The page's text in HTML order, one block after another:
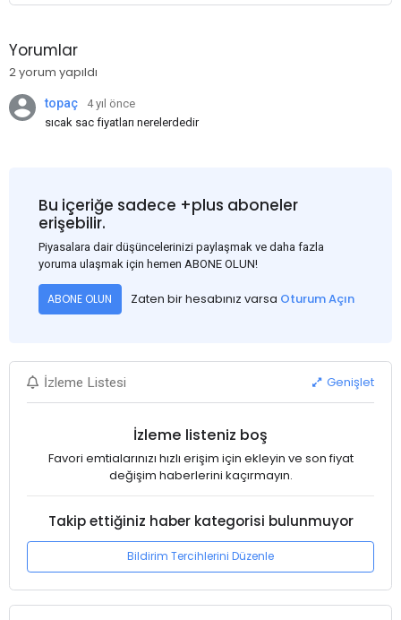
Yorumlar
2 yorum yapıldı
topaç
4 yıl önce
sıcak sac fiyatları nerelerdedir
Bu içeriğe sadece +plus aboneler
erişebilir.
Piyasalara dair düşüncelerinizi paylaşmak ve daha fazla
yoruma ulaşmak için hemen ABONE OLUN!
ABONE OLUN Zaten bir hesabınız varsa Oturum Açın
İzleme Listesi Genişlet
İzleme listeniz boş
Favori emtialarınızı hızlı erişim için ekleyin ve son fiyat
değişim haberlerini kaçırmayın.
Takip ettiğiniz haber kategorisi bulunmuyor
Bildirim Tercihlerini Düzenle